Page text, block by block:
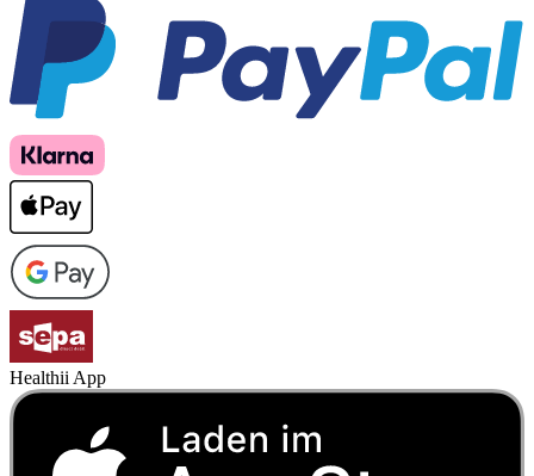
Healthii App